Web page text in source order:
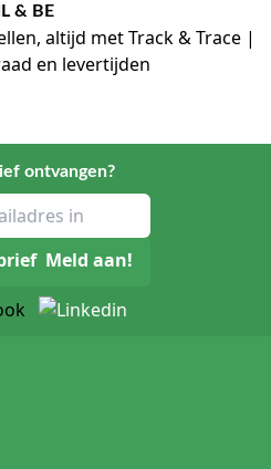
& BE
altijd met Track & Trace |
en levertijden
ontvangen?
Meld aan!